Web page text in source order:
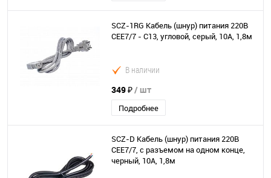
SCZ-1RG Кабель (шнур) питания 220В
CEE7/7 - C13, угловой, серый, 10А, 1,8м
В наличии
349 ₽/ шт
Подробнее
SCZ-D Кабель (шнур) питания 220В
CEE7/7, c разъемом на одном конце,
черный, 10A, 1,8м